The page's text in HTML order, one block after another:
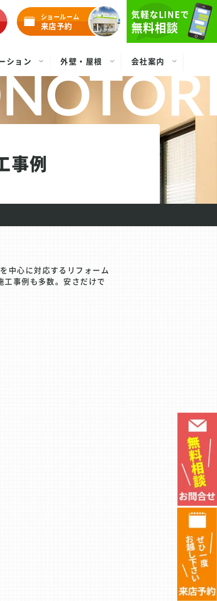
ショールーム
来店予約
気軽なLINEで
無料相談
ション 外壁・屋根 会社案内
事例
中心に対応するリフォーム
事例も多数。安さだけで